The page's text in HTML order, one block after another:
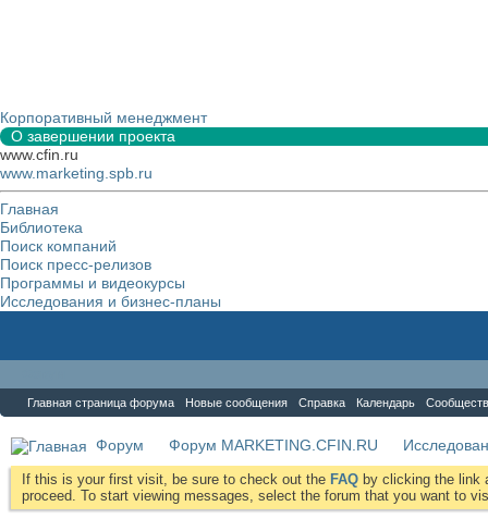
Корпоративный менеджмент
О завершении проекта
www.cfin.ru
www.marketing.spb.ru
Главная
Библиотека
Поиск компаний
Поиск пресс-релизов
Программы и видеокурсы
Исследования и бизнес-планы
Главная страница форума Новые сообщения Справка Календарь
Форум Форум MARKETING.CFIN.RU
If this is your first visit, be sure to check out the FAQ by clicking the link
proceed. To start viewing messages, select the forum that you want to